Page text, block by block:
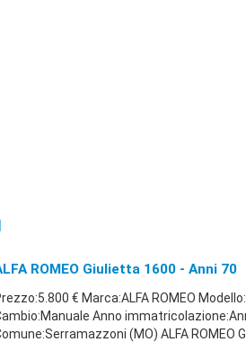
ROMEO Giulietta 1600 - Anni 70
€ Marca:ALFA ROMEO
Anno
(MO) ALFA ROMEO